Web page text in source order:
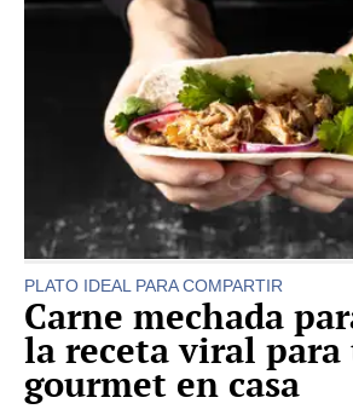
PLATO IDEAL PARA COMPARTIR
Carne mechada
la receta viral
gourmet en casa